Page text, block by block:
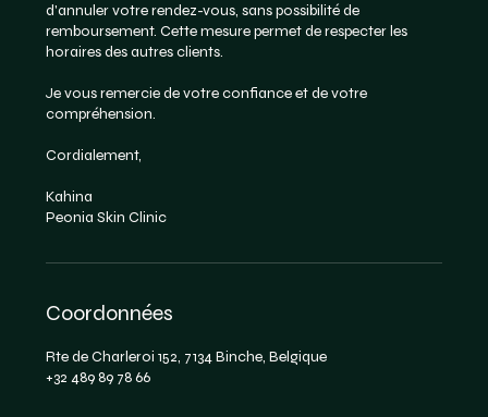
d'annuler votre rendez-vous, sans possibilité de
remboursement. Cette mesure permet de respecter les
horaires des autres clients.
Je vous remercie de votre confiance et de votre
compréhension.
Cordialement,
Kahina
Peonia Skin Clinic
Coordonnées
Rte de Charleroi 152, 7134 Binche, Belgique
+32 489 89 78 66